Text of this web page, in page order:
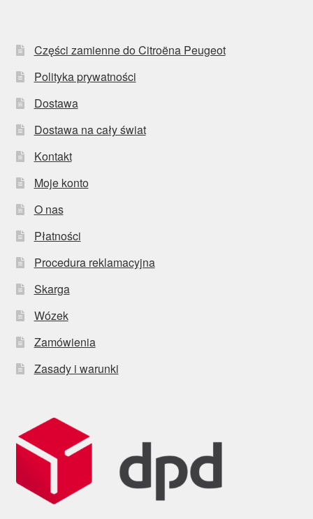
Części zamienne do Citroëna Peugeot
Polityka prywatności
Dostawa
Dostawa na cały świat
Kontakt
Moje konto
O nas
Płatności
Procedura reklamacyjna
Skarga
Wózek
Zamówienia
Zasady i warunki